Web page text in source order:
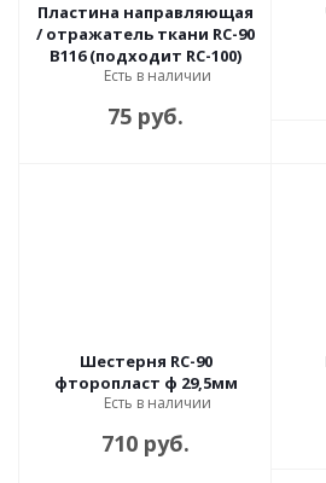
Пластина направляющая
/ отражатель ткани RC-90
B116 (подходит RC-100)
Есть в наличии
75 руб.
Шестерня RC-90
фторопласт ф 29,5мм
Есть в наличии
710 руб.